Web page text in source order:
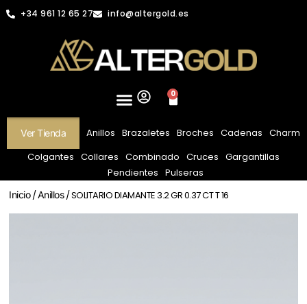
+34 961 12 65 27 info@altergold.es
0
Ver Tienda Anillos Brazaletes Broches Cadenas Charm
Colgantes Collares Combinado Cruces Gargantillas
Pendientes Pulseras
Inicio/Anillos/ SOLITARIO DIAMANTE 3.2 GR 0.37 CT T 16